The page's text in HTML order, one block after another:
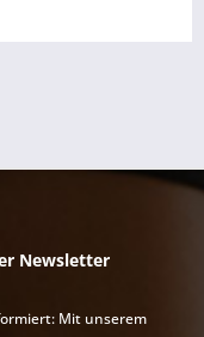
Newsletter
Mit unserem